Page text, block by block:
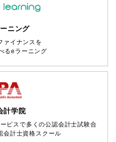
ニング
ァイナンスを
るeラーニング
計学院
ビスで多くの公認会計士試験合
会計士資格スクール